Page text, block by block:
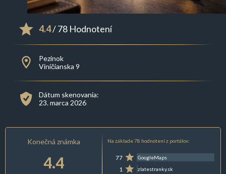
4.4/ 78 Hodnotení
Pezinok
Viničianska 9
Dátum skenovania:
23. marca 2026
Konečná známka
4.4
Na základe 78 hodnotení z portálov:
77 GoogleMaps
1 zlatestranky.sk